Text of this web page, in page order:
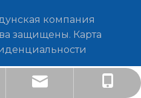
компания
защищены.​​​​​​​ Карта
2962
6205-2962